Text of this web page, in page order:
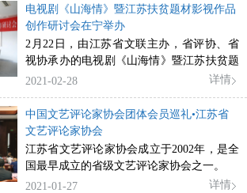
电视剧《山海情》暨江苏扶贫题材影视作品
创作研讨会在宁举办
2月22日，由江苏省文联主办，省评协、省
视协承办的电视剧《山海情》暨江苏扶贫题
材影视作品创作研讨会在南京举办。
2021-02-28 详情
中国文艺评论家协会团体会员巡礼•江苏省
文艺评论家协会
江苏省文艺评论家协会成立于2002年，是全
国最早成立的省级文艺评论家协会之一。
2021-01-27
详情